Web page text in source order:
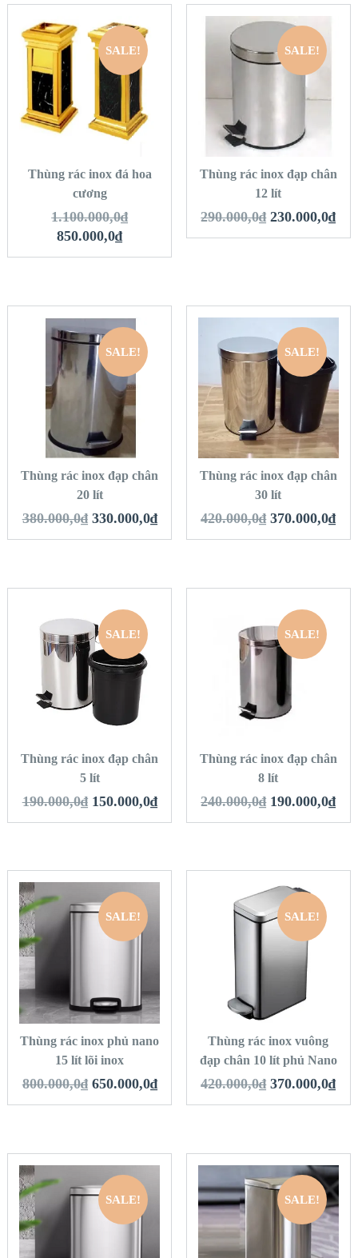
SALE!
QUICK LOOK
VIEW DETAILS
THÊM VÀO GIỎ
HÀNG
Thùng rác inox đá hoa
cương
1.100.000,0₫
850.000,0₫
SALE!
QUICK LOOK
THÊM VÀO GIỎ
HÀNG
Thùng rác inox đạp chân
12 lít
290.000,0₫ 230.000,0₫
SALE!
QUICK LOOK
VIEW DETAILS
THÊM VÀO GIỎ
HÀNG
Thùng rác inox đạp chân
20 lít
380.000,0₫ 330.000,0₫
SALE!
QUICK LOOK
VIEW DETAILS
THÊM VÀO GIỎ
HÀNG
Thùng rác inox đạp chân
30 lít
420.000,0₫ 370.000,0₫
SALE!
QUICK LOOK
VIEW DETAILS
THÊM VÀO GIỎ
HÀNG
Thùng rác inox đạp chân
5 lít
190.000,0₫ 150.000,0₫
SALE!
QUICK LOOK
VIEW DETAILS
THÊM VÀO GIỎ
HÀNG
Thùng rác inox đạp chân
8 lít
240.000,0₫ 190.000,0₫
SALE!
QUICK LOOK
VIEW DETAILS
THÊM VÀO GIỎ
HÀNG
Thùng rác inox phủ nano
15 lít lõi inox
800.000,0₫ 650.000,0₫
SALE!
QUICK LOOK
VIEW DETAILS
THÊM VÀO GIỎ
HÀNG
Thùng rác inox vuông
đạp chân 10 lít phủ Nano
420.000,0₫ 370.000,0₫
SALE!
QUICK LOOK
SALE!
QUICK LOOK